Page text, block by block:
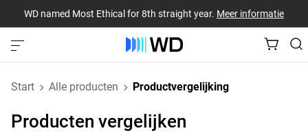
WD named Most Ethical for 8th straight year. Meer informatie
Start Alle producten Productvergelijking
Producten vergelijken